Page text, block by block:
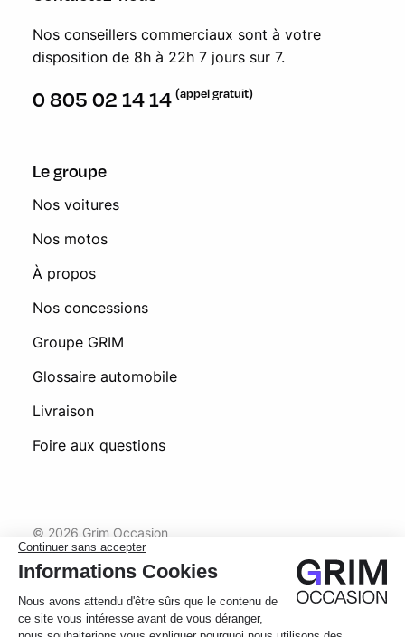
Nos conseillers commerciaux sont à votre
disposition de 8h à 22h 7 jours sur 7.
0 805 02 14 14 (appel gratuit)
Le groupe
Nos voitures
Nos motos
À propos
Nos concessions
Groupe GRIM
Glossaire automobile
Livraison
Foire aux questions
© 2026 Grim Occasion
Conditions générales d’utilisation
Politique de confidentialité